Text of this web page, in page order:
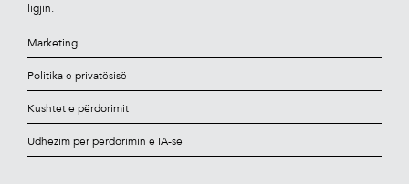
ligjin.
Marketing
Politika e privatësisë
Kushtet e përdorimit
Udhëzim për përdorimin e IA-së